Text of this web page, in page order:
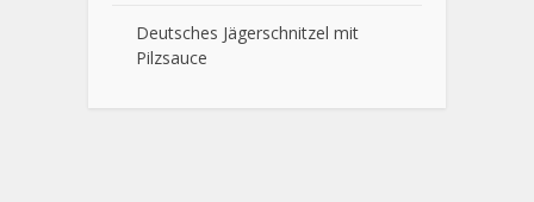
Deutsches Jägerschnitzel mit
Pilzsauce